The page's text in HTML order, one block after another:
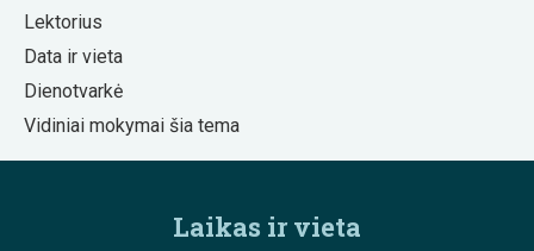
Lektorius
Data ir vieta
Dienotvarkė
Vidiniai mokymai šia tema
Laikas ir vieta